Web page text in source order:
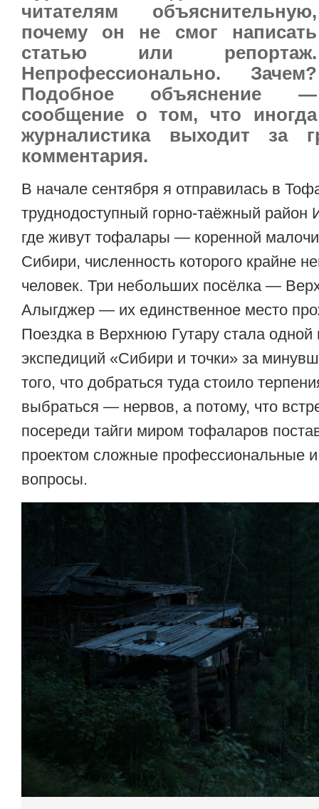
читателям объяснительную,
почему он не смог написать
статью или репортаж.
Непрофессионально. Зачем?
Подобное объяснение —
сообщение о том, что иногда
журналистика выходит за
комментария.
В начале сентября я отправилась в
труднодоступный горно-таёжный район
где живут тофалары — коренной
Сибири, численность которого крайне
человек. Три небольших посёлка —
Алыгджер — их единственное место
Поездка в Верхнюю Гутару стала
экспедиций «Сибири и точки» за
того, что добраться туда стоило
выбраться — нервов, а потому, что
посереди тайги миром тофаларов
проектом сложные профессиональные и
вопросы.